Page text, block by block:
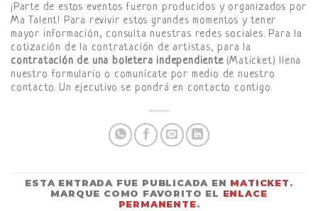
¡Parte de estos eventos fueron producidos y organizados por
Ma Talent! Para revivir estos grandes momentos y tener
mayor información, consulta nuestras redes sociales. Para la
cotización de la contratación de artistas, para la
contratación de una boletera independiente(Maticket) llena
nuestro formulario o comunícate por medio de nuestro
contacto. Un ejecutivo se pondrá en contacto contigo.
ESTA ENTRADA FUE PUBLICADA EN MATICKET .
MARQUE COMO FAVORITO EL ENLACE
PERMANENTE.